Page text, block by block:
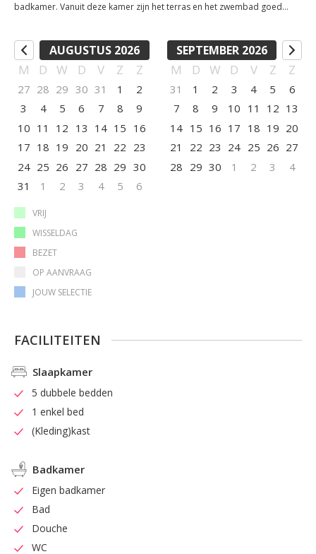
badkamer. Vanuit deze kamer zijn het terras en het zwembad goed
en linnenservice. Prijs is per nacht en inclusief ontbijt en
toeristenbelasting. Maximale bezetting: 2 personen.
AUGUSTUS 2026
M D W D V Z Z
27 28 29 30 31 1
2
3
4 5 6 7 8
9
10 11 12 13 14 15 16
17 18 19 20 21 22 23
24 25 26 27 28 29 30
31
1 2 3 4 5 6
SEPTEMBER 2026
M D W D V Z Z
31 1 2 3 4 5
6
7
8 9 10 11 12 13
14 15 16 17 18 19 20
21
22 23 24 25 26 27
28 29 30 1 2 3 4
VRIJ
WISSELDAG
BEZET
OP AANVRAAG
JOUW SELECTIE
FACILITEITEN
Slaapkamer
5 dubbele bedden
1 enkel bed
(Kleding)kast
Badkamer
Eigen badkamer
Bad
Douche
WC